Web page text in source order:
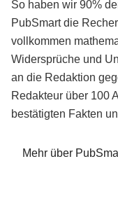
So haben wir 90%
PubSmart die
vollkommen
Widersprüche und
an die Redaktion
Redakteur über 100
bestätigten Fakten
Mehr über